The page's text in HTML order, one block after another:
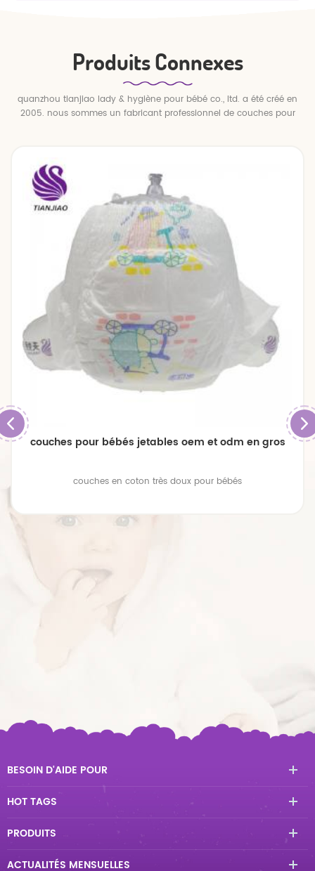
Produits Connexes
quanzhou tianjiao lady & hygiène pour bébé co., ltd. a été créé en
2005. nous sommes un fabricant professionnel de couches pour
couches bébé respirantes de grande taille
couches bébé respirantes de grande taille
BESOIN D'AIDE POUR
HOT TAGS
PRODUITS
ACTUALITÉS MENSUELLES